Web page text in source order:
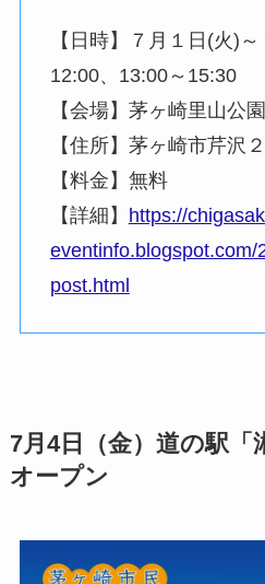
【日時】７月１日(火)
12:00、13:00～15:30
【会場】茅ヶ崎里山公
【住所】茅ヶ崎市芹沢
【料金】無料
【詳細】
https://
eventinfo.blogspot.com/
post.html
7月4日（金）道の駅
オープン